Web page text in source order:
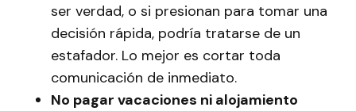
ser verdad, o si presionan para tomar una
decisión rápida, podría tratarse de un
estafador. Lo mejor es cortar toda
comunicación de inmediato.
No pagar vacaciones ni alojamiento